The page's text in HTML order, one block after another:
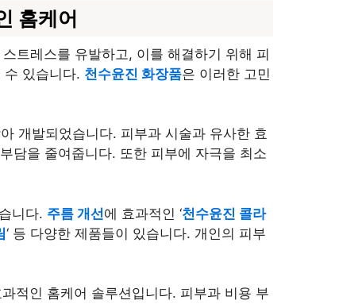
홈케어
트레스를 유발하고, 이를 해결하기 위해 피
있습니다. 천수윤진 화장품은 이러한 고민
개발되었습니다. 피부과 시술과 유사한 효
담을 줄여줍니다. 또한 피부에 자극을 최소
니다. 주름 개선에 효과적인 ‘천수윤진 콜라
‘ 등 다양한 제품들이 있습니다. 개인의 피부
적인 홈케어 솔루션입니다. 피부과 비용 부